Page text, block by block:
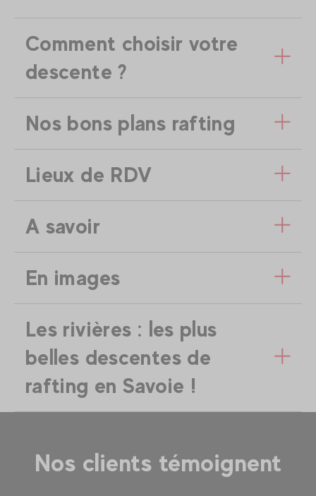
Comment choisir votre
descente ?
Nos bons plans rafting
Lieux de RDV
A savoir
En images
Les rivières : les plus
belles descentes de
rafting en Savoie !
Nos clients témoignent